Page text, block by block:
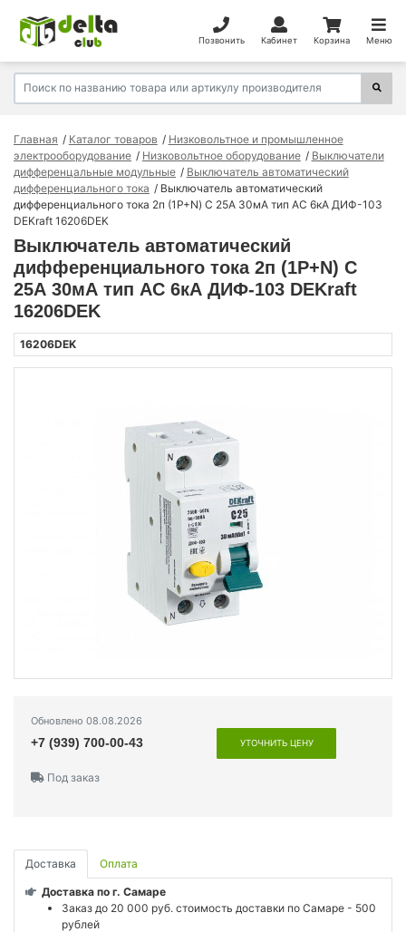
Позвонить Кабинет Корзина Меню
Главная Каталог товаров
Низковольтное и промышленное
электрооборудование
Низковольтное оборудование
Выключатели
дифференцальные модульные
Выключатель автоматический
дифференциального тока
Выключатель автоматический
дифференциального тока 2п (1P+N) C 25А 30мА тип AC 6кА ДИФ-103
DEKraft 16206DEK
Выключатель автоматический
дифференциального тока 2п (1P+N) C
25А 30мА тип AC 6кА ДИФ-103 DEKraft
16206DEK
16206DEK
Обновлено 08.08.2026
+7 (939) 700-00-43 УТОЧНИТЬ ЦЕНУ
Под заказ
Доставка Оплата
Доставка по г. Самаре
Заказ до 20 000 руб. стоимость доставки по Самаре - 500
рублей